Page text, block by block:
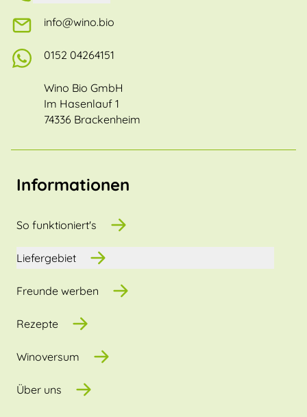
info@wino.bio
0152 04264151
Wino Bio GmbH
Im Hasenlauf 1
74336 Brackenheim
Informationen
So funktioniert's
Liefergebiet
Freunde werben
Rezepte
Winoversum
Über uns